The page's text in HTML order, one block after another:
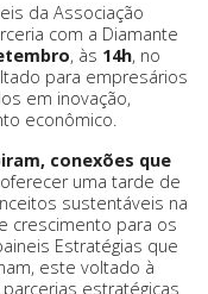
da Associação
com a Diamante
, às 14h, no
para empresários
em inovação,
econômico.
conexões que
uma tarde de
sustentáveis na
crescimento para os
Estratégias que
este voltado à
estratégicas